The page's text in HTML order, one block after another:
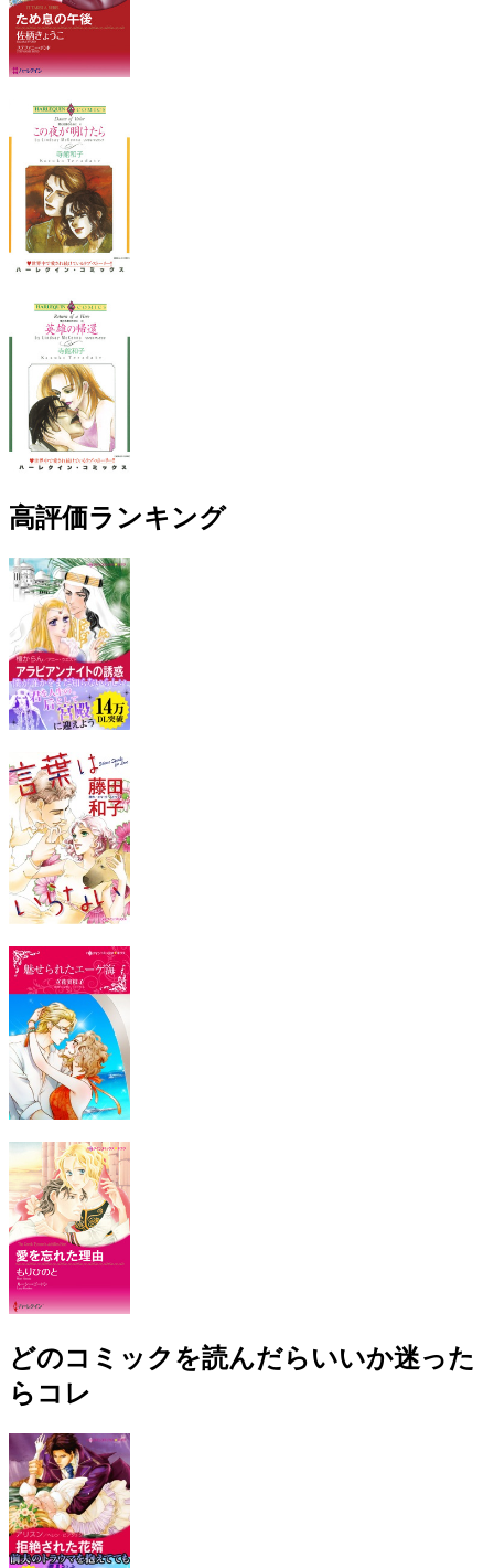
高評価ランキング
どのコミックを読んだらいいか迷った
らコレ